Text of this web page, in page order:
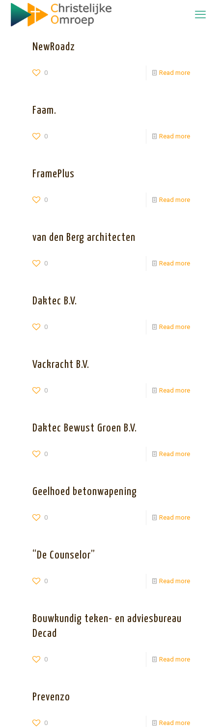
NewRoadz
0 Read more
Faam.
0 Read more
FramePlus
0 Read more
van den Berg architecten
0 Read more
Daktec B.V.
0 Read more
Vackracht B.V.
0 Read more
Daktec Bewust Groen B.V.
0 Read more
Geelhoed betonwapening
0 Read more
“De Counselor”
0 Read more
Bouwkundig teken- en adviesbureau
Decad
0 Read more
Prevenzo
0 Read more